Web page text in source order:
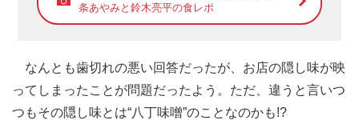
条あやみと鈴木亮平の食レポ
なんとも歯切れの悪い回答だったが、お店の隠し味が映
ってしまったことが問題だったよう。ただ、違うと言いつ
つもその隠し味とは“八丁味噌”のことなのかも!?